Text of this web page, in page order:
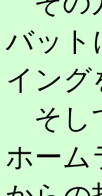
バット
イング
そし
ホーム